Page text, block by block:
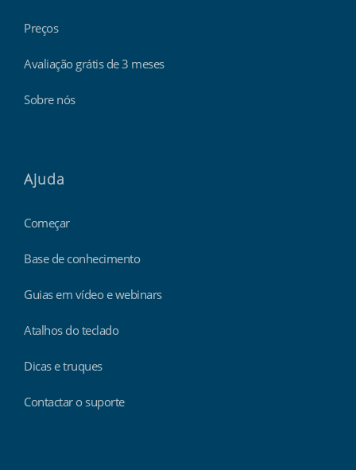
Preços
Avaliação grátis de 3 meses
Sobre nós
Ajuda
Começar
Base de conhecimento
Guias em vídeo e webinars
Atalhos do teclado
Dicas e truques
Contactar o suporte